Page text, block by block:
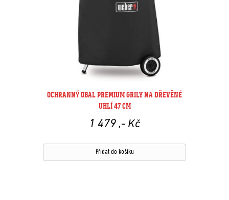
OCHRANNÝ OBAL PREMIUM GRILY NA DŘEVĚNÉ
UHLÍ 47 CM
1 479 ,- Kč
Přidat do košíku